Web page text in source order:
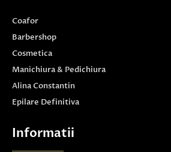
Coafor
Barbershop
Cosmetica
Manichiura & Pedichiura
Alina Constantin
Epilare Definitiva
Informatii